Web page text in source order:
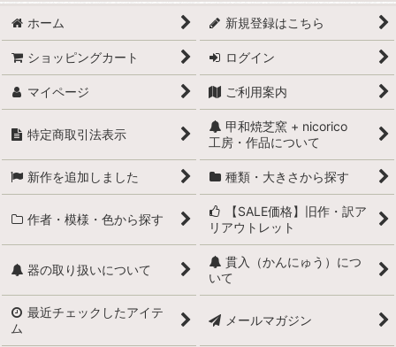
ホーム 新規登録はこちら
ショッピングカート ログイン
マイページ ご利用案内
特定商取引法表示
甲和焼芝窯 + nicorico
工房・作品について
新作を追加しました 種類・大きさから探す
作者・模様・色から探す
【SALE価格】旧作・訳ア
リアウトレット
器の取り扱いについて
貫入（かんにゅう）につ
いて
最近チェックしたアイテ
ム
メールマガジン